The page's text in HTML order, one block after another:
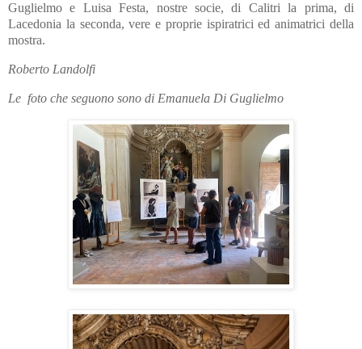
Guglielmo e Luisa Festa, nostre socie, di Calitri la prima, di
Lacedonia la seconda, vere e proprie ispiratrici ed animatrici della
mostra.
Roberto Landolfi
Le foto che seguono sono di Emanuela Di Guglielmo